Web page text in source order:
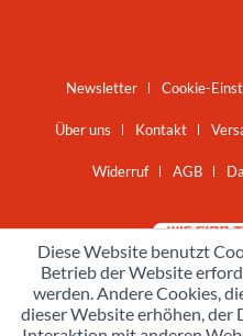
Newsletter Cookie-
Über uns Kontakt
Widerruf AGB
Diese Website benutzt
Betrieb der Website
werden. Andere Cookies,
dieser Website erhöhen,